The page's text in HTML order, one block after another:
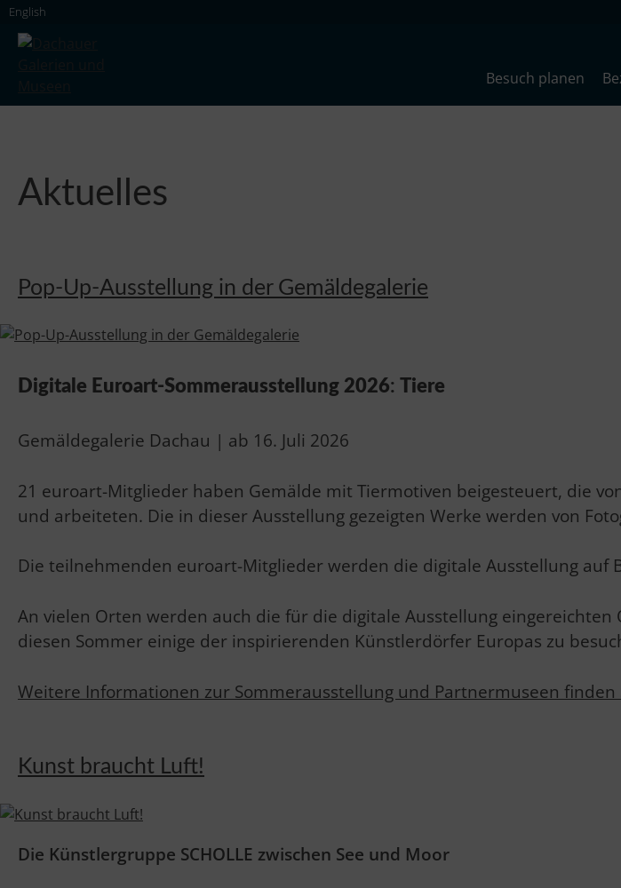
Skip
content
English
Besuch planen
Aktuelles
Pop-Up-Ausstellung in der Gemäldegalerie
Digitale Euroart-Sommerausstellung 2026: Tiere
Gemäldegalerie Dachau | ab 16. Juli 2026
21 euroart-Mitglieder haben Gemälde mit Tiermotiven beigesteuert, die
und arbeiteten. Die in dieser Ausstellung gezeigten Werke werden von
Die teilnehmenden euroart-Mitglieder werden die digitale Ausstellung
An vielen Orten werden auch die für die digitale Ausstellung
diesen Sommer einige der inspirierenden Künstlerdörfer Europas zu
Weitere Informationen zur Sommerausstellung und Partnermuseen finden
Kunst braucht Luft!
Die Künstlergruppe SCHOLLE zwischen See und Moor